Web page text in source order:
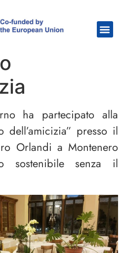
ha partecipato alla
dell’amicizia” presso il
Orlandi a Montenero
sostenibile senza il